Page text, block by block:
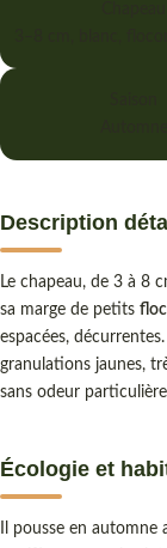
Description
Le chapeau, de 3 à 8
sa marge de petits
espacées,
granulations jaunes,
sans odeur
Écologie et
Il pousse en automne